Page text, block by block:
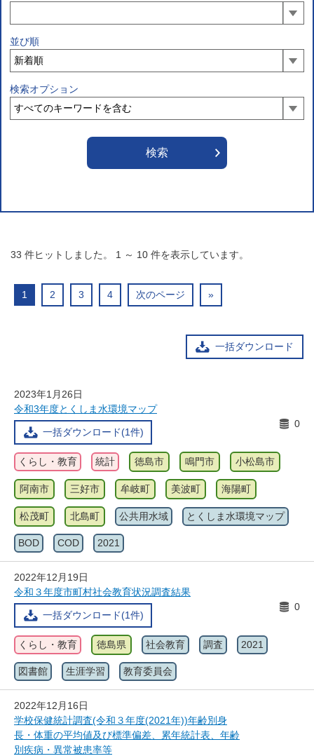
並び順
検索オプション
33 件ヒットしました。 1 ～ 10 件を表示しています。
1 2 3 4 次のページ »
一括ダウンロード
2023年1月26日
令和3年度とくしま水環境マップ
一括ダウンロード(1件)
0
くらし・教育 統計 徳島市 鳴門市 小松島市
阿南市 三好市 牟岐町 美波町 海陽町
松茂町 北島町 公共用水域 とくしま水環境マップ
BOD COD 2021
2022年12月19日
令和３年度市町村社会教育状況調査結果
一括ダウンロード(1件)
0
くらし・教育 徳島県 社会教育 調査 2021
図書館 生涯学習 教育委員会
2022年12月16日
学校保健統計調査(令和３年度(2021年))年齢別身
長・体重の平均値及び標準偏差、累年統計表、年齢
別疾病・異常被患率等